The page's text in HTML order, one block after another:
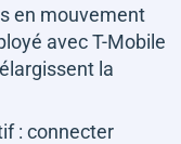
en mouvement
avec T-Mobile
la
: connecter